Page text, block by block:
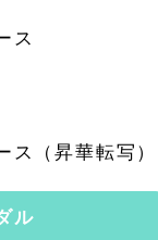
ス
ス（昇華転写）
ル